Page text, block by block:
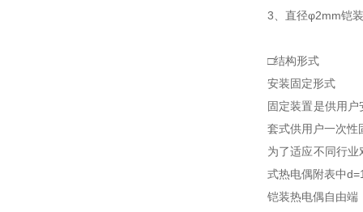
3、直径φ2mm铠
□结构形式
安装固定形式
固定装置是供用
套式供用户一次性
为了适应不同行
式热电偶附表中
铠装热电偶自由端